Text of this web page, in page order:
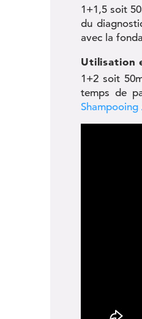
1+1,5 soit
du
avec la
Utilisation
1+2 soit
temps de